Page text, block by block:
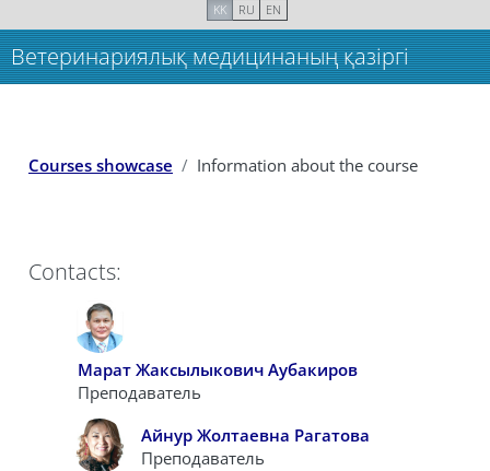
KK RU EN
Ветеринариялық медицинаның қазіргі
Courses showcase Information about the course
Contacts:
Марат Жаксылыкович Аубакиров
Преподаватель
Айнур Жолтаевна Рагатова
Преподаватель